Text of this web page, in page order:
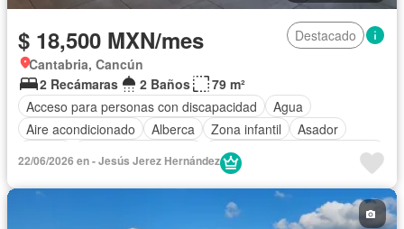
$ 18,500 MXN/mes
Destacado
Cantabria, Cancún
2 Recámaras
2 Baños
79 m²
Acceso para personas con discapacidad
Agua
Aire acondicionado
Alberca Zona infantil
Asador
Circuito cerrado de televisión
Cocina integral
Cuarto de Limpieza
Elevador
Gas natural
Jardín
Despacho
22/06/2026 en - Jesús Jerez Hernández